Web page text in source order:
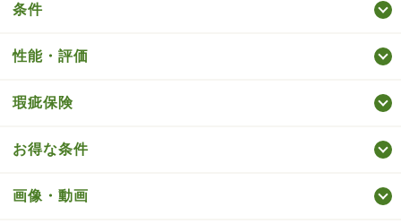
条件
性能・評価
瑕疵保険
お得な条件
画像・動画